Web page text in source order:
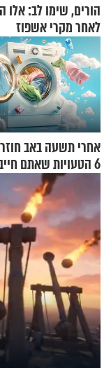
הורים, שימו לב:
לאחר מקרי אשפוז
אחרי תשעה באב
6 הטעויות שאתם
להפסיק לעשות